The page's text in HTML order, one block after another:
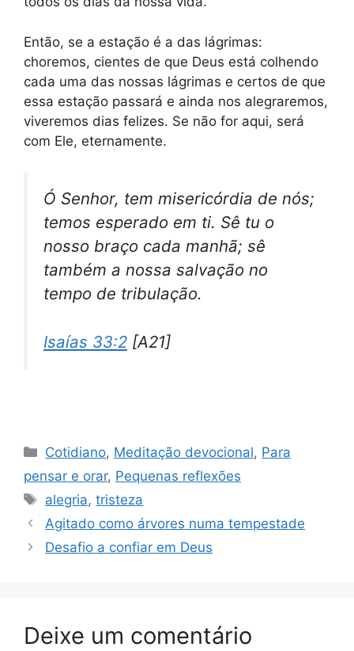
Então, se a estação é a das lágrimas:
choremos, cientes de que Deus está colhendo
cada uma das nossas lágrimas e certos de que
essa estação passará e ainda nos alegraremos,
viveremos dias felizes. Se não for aqui, será
com Ele, eternamente.
Ó Senhor, tem misericórdia de nós;
temos esperado em ti. Sê tu o
nosso braço cada manhã; sê
também a nossa salvação no
tempo de tribulação.
Isaías 33:2 [A21]
Categorias
Cotidiano, Meditação devocional, Para
pensar e orar, Pequenas reflexões
Tags
alegria,tristeza
Agitado como árvores numa tempestade
Desafio a confiar em Deus
Deixe um comentário